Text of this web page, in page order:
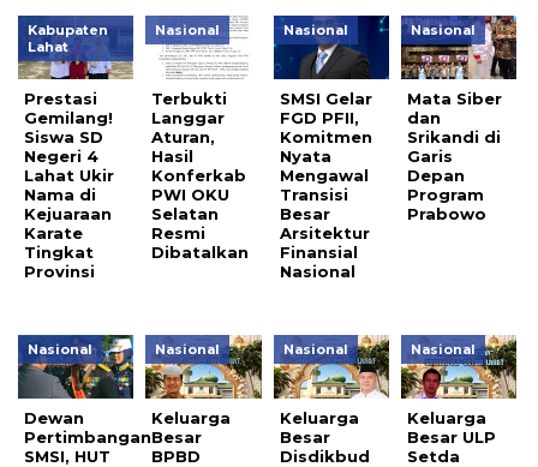
Kabupaten
Lahat
Prestasi
Gemilang!
Siswa SD
Negeri 4
Lahat Ukir
Nama di
Kejuaraan
Karate
Tingkat
Provinsi
Nasional
Terbukti
Langgar
Aturan,
Hasil
Konferkab
PWI OKU
Selatan
Resmi
Dibatalkan
Nasional
SMSI Gelar
FGD PFII,
Komitmen
Nyata
Mengawal
Transisi
Besar
Arsitektur
Finansial
Nasional
Nasional
Mata Siber
dan
Srikandi di
Garis
Depan
Program
Prabowo
Nasional
Dewan
Pertimbangan
SMSI, HUT
Nasional
Keluarga
Besar
BPBD
Nasional
Keluarga
Besar
Disdikbud
Nasional
Keluarga
Besar ULP
Setda